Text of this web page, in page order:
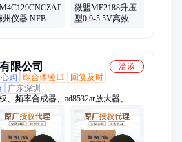
州仪器 NFBGA
微盟ME2188升压
型0.9-5.5V高效
限公司
洽谈
购 综合体验L1
回复及时
广东深圳
、频率合成器、ad8532ar放大器、
放大器、ad818arz放大器、ad8031arz放
放大器、ad8001arz放大器、
放大器、ad8099ardz放大器、